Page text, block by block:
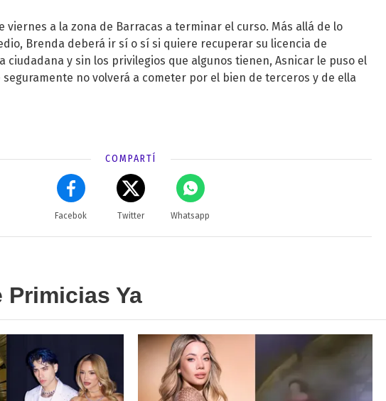
viernes a la zona de Barracas a terminar el curso. Más allá de lo
Brenda deberá ir sí o sí si quiere recuperar su licencia de
ciudadana y sin los privilegios que algunos tienen, Asnicar le puso el
no volverá a cometer por el bien de terceros y de ella
COMPARTÍ
Facebok Twitter Whatsapp
Primicias Ya